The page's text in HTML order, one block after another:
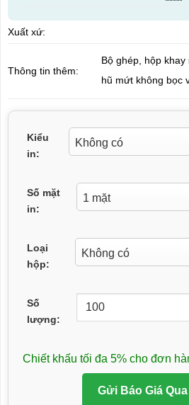
Xuất xứ:
Thông tin thêm:
Bộ ghép, hộp
hũ mứt không bọc
Kiểu
in:
Số mặt
in:
Loại
hộp:
Số
lượng:
Chiết khấu tối đa 5% cho đơn
Gửi Báo Giá Qua